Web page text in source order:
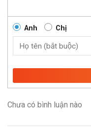
Anh Chị
Chưa có bình luận nào